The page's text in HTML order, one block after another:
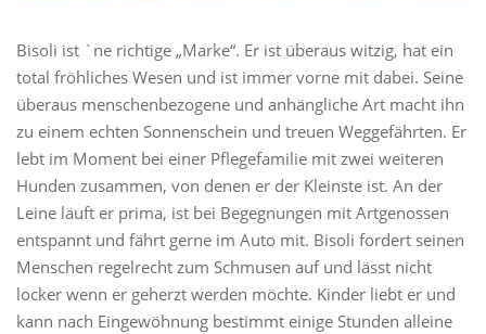
Bisoli ist `ne richtige „Marke“. Er ist überaus witzig, hat ein
total fröhliches Wesen und ist immer vorne mit dabei. Seine
überaus menschenbezogene und anhängliche Art macht ihn
zu einem echten Sonnenschein und treuen Weggefährten. Er
lebt im Moment bei einer Pflegefamilie mit zwei weiteren
Hunden zusammen, von denen er der Kleinste ist. An der
Leine läuft er prima, ist bei Begegnungen mit Artgenossen
entspannt und fährt gerne im Auto mit. Bisoli fordert seinen
Menschen regelrecht zum Schmusen auf und lässt nicht
locker wenn er geherzt werden möchte. Kinder liebt er und
kann nach Eingewöhnung bestimmt einige Stunden alleine